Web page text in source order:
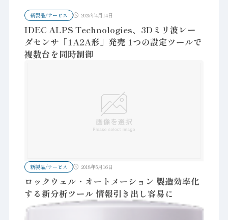
新製品/サービス 2025年4月14日
IDEC ALPS Technologies、3Dミリ波レー
ダセンサ「1A2A形」発売 1つの設定ツールで
複数台を同時制御
新製品/サービス 2018年5月16日
ロックウェル・オートメーション 製造効率化
する新分析ツール 情報引き出し容易に